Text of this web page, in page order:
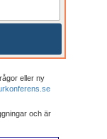
eller ny
och är